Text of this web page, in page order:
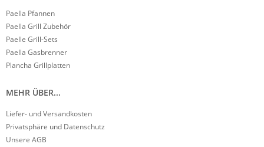
Paella Pfannen
Paella Grill Zubehör
Paelle Grill-Sets
Paella Gasbrenner
Plancha Grillplatten
MEHR ÜBER...
Liefer- und Versandkosten
Privatsphäre und Datenschutz
Unsere AGB